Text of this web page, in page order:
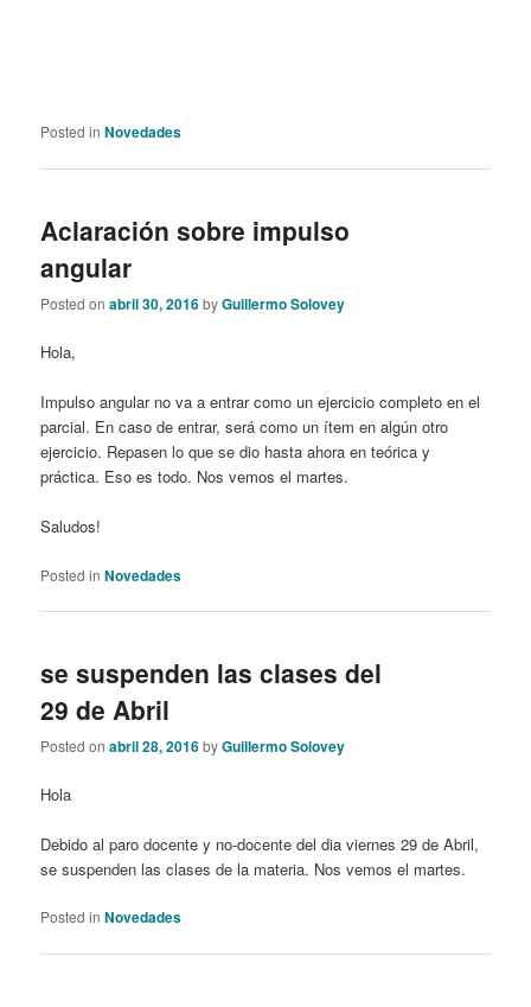
Posted in Novedades
Aclaración sobre impulso
angular
Posted onabril 30, 2016byGuillermo Solovey
Hola,
Impulso angular no va a entrar como un ejercicio completo en el
parcial. En caso de entrar, será como un ítem en algún otro
ejercicio. Repasen lo que se dio hasta ahora en teórica y
práctica. Eso es todo. Nos vemos el martes.
Saludos!
Posted in Novedades
se suspenden las clases del
29 de Abril
Posted onabril 28, 2016byGuillermo Solovey
Hola
Debido al paro docente y no-docente del dia viernes 29 de Abril,
se suspenden las clases de la materia. Nos vemos el martes.
Posted in Novedades